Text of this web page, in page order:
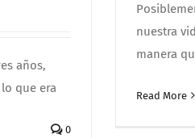
nuestra
manera
Read More
años,
que era
0